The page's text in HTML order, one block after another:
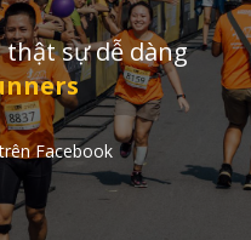
sự dễ dàng
Facebook